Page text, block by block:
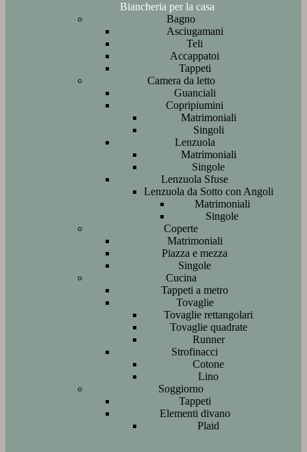
Biancheria per la casa
Bagno
Asciugamani
Teli
Accappatoi
Tappeti
Camera da letto
Guanciali
Copripiumini
Matrimoniali
Singoli
Lenzuola
Matrimoniali
Singole
Lenzuola Sfuse
Lenzuola da Sotto con Angoli
Matrimoniali
Singole
Coperte
Matrimoniali
Piazza e mezza
Singole
Cucina
Tappeti a metro
Tovaglie
Tovaglie rettangolari
Tovaglie quadrate
Runner
Strofinacci
Cotone
Lino
Soggiorno
Tappeti
Elementi divano
Plaid